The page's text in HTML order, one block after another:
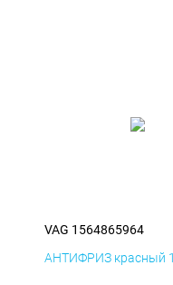
VAG 1564865964
АНТИФРИЗ красный